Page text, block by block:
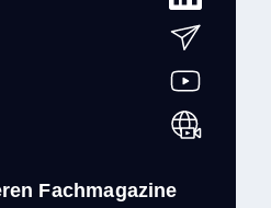
Fachmagazine